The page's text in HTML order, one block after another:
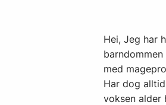
Hei, Jeg har
med
Har dog
voksen alder